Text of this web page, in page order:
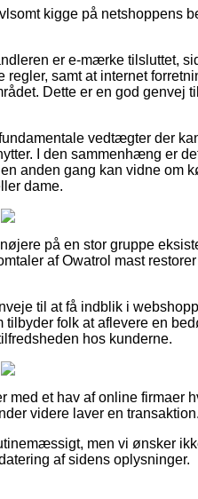
kigge på netshoppens
er e-mærke tilsluttet,
samt at internet
Dette er en god genvej
vedtægter der
I den sammenhæng er
anden gang kan vidne om
dame.
på en stor gruppe
af Owatrol mast
til at få indblik i
folk at aflevere en
hos kunderne.
med et hav af online firmaer
videre laver en transaktion.
men vi ønsker
af sidens oplysninger.